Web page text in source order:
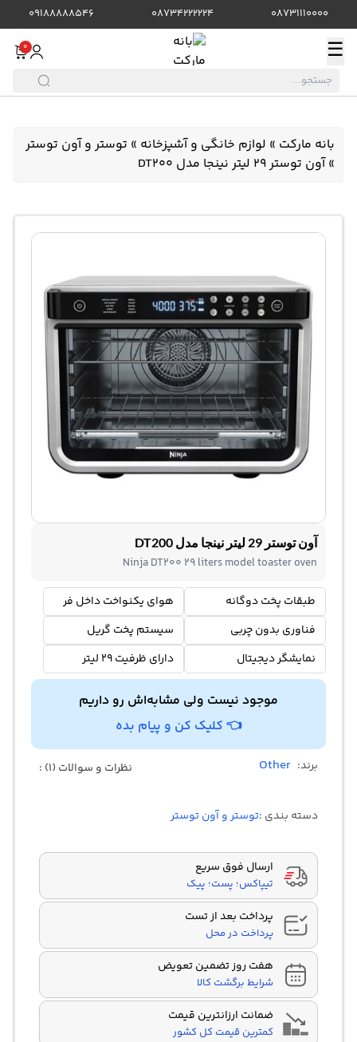
08731110000
08734222224
09188888546
☰
0
بانه مارکت » لوازم خانگی و آشپزخانه » توستر و آون توستر
»آون توستر 29 لیتر نینجا مدل DT200
آون توستر 29 لیتر نینجا مدل DT200
Ninja DT200 29 liters model toaster oven
طبقات پخت دوگانه
هوای یکنواخت داخل فر
فناوری بدون چربی
سیستم پخت گریل
نمایشگر دیجیتال
دارای ظرفیت 29 لیتر
موجود نیست ولی مشابه‌اش رو داریم
👈 کلیک کن و پیام بده
برند: Other نظرات و سوالات (1) :
دسته بندی :توستر و آون توستر
ارسال فوق سریع
تیپاکس؛ پست؛ پیک
پرداخت بعد از تست
پرداخت در محل
هفت روز تضمین تعویض
شرایط برگشت کالا
ضمانت ارزانترین قیمت
کمترین قیمت کل کشور